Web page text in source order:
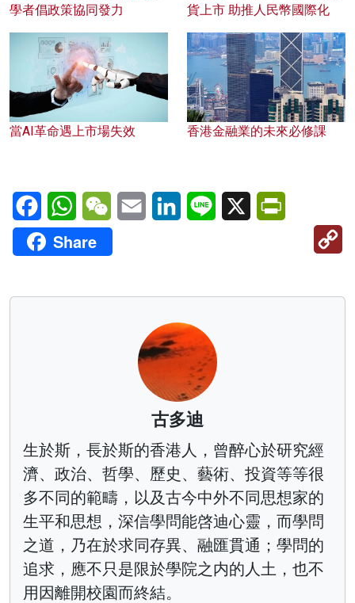
學者倡政策協同發力
貨上市 助推人民幣國際化
當AI革命遇上市場失效 香港金融業的未來必修課
FacebookWhatsAppWeChatEmail LinkedInLine X
Share
古多迪
生於斯，長於斯的香港人，曾醉心於研究經
濟、政治、哲學、歷史、藝術、投資等等很
多不同的範疇，以及古今中外不同思想家的
生平和思想，深信學問能啓迪心靈，而學問
之道，乃在於求同存異、融匯貫通；學問的
追求，應不只是限於學院之内的人土，也不
用因離開校園而終結。